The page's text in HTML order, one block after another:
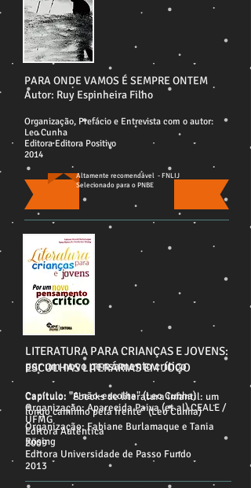
PARA ONDE VAMOS É SEMPRE ONTEM
Autor: Ruy Espinheira Filho
Organização, Prefácio e Entrevista com o autor:
Leo Cunha
Editora Editora Positivo
2014
Altamente recomendável - FNLIJ
Selecionado para o PNBE
LITERATURA PARA CRIANÇAS E JOVENS:
por um novo pensamento crítico
Capítulo: "Ebooks de literatura infantil: um
longo caminho pela frente" (Leo Cunha)
Organização: Fabiane Burlamaque e Tania
Rösing
Editora Universidade de Passo Fundo
2013
ESCOLHAS LITERÁRIAS EM JOGO
Capítulo: "A não-escolha" (Leo Cunha)
Organização: Aparecida Paiva (et al) CEALE /
UFMG
Editora Autêntica
2009